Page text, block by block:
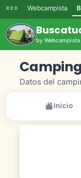
RED Webcampista
by
Datos del
Inicio